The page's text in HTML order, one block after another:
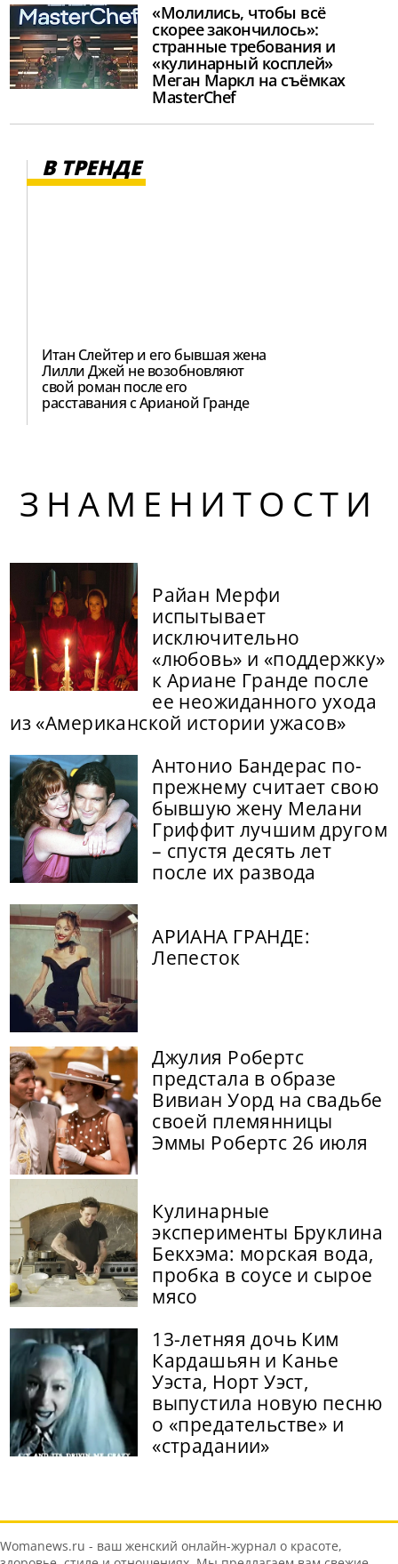
«Молились, чтобы всё
скорее закончилось»:
странные требования и
«кулинарный косплей»
Меган Маркл на съёмках
MasterChef
В ТРЕНДЕ
Итан Слейтер и его бывшая жена
Лилли Джей не возобновляют
свой роман после его
расставания с Арианой Гранде
ЗНАМЕНИТОСТИ
Райан Мерфи
испытывает
исключительно
«любовь» и «поддержку»
к Ариане Гранде после
ее неожиданного ухода
из «Американской истории ужасов»
Антонио Бандерас по-
прежнему считает свою
бывшую жену Мелани
Гриффит лучшим другом
– спустя десять лет
после их развода
АРИАНА ГРАНДЕ:
Лепесток
Джулия Робертс
предстала в образе
Вивиан Уорд на свадьбе
своей племянницы
Эммы Робертс 26 июля
Кулинарные
эксперименты Бруклина
Бекхэма: морская вода,
пробка в соусе и сырое
мясо
13-летняя дочь Ким
Кардашьян и Канье
Уэста, Норт Уэст,
выпустила новую песню
о «предательстве» и
«страдании»
Womanews.ru - ваш женский онлайн-журнал о красоте,